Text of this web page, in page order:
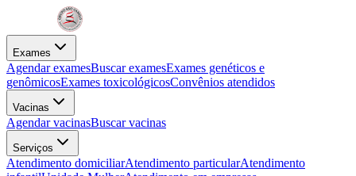
Exames
Agendar examesBuscar examesExames genéticos e
genômicosExames toxicológicosConvênios atendidos
Vacinas
Agendar vacinasBuscar vacinas
Serviços
Atendimento domiciliarAtendimento particularAtendimento